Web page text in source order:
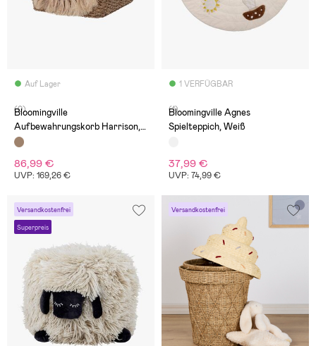
Auf Lager
(0)
Bloomingville
Aufbewahrungskorb Harrison,
Schwarz
86,99 €
UVP: 169,26 €
1 VERFÜGBAR
(1)
Bloomingville Agnes
Spielteppich, Weiß
37,99 €
UVP: 74,99 €
Versandkostenfrei
Superpreis
Versandkostenfrei